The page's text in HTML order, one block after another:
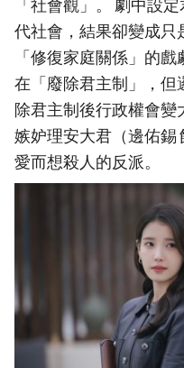
「社會觀」。 劇中設
代社會，結果卻變成只
「修復家庭關係」的
在「廢除君主制」，
除君主制後行政權會變
嫉妒理安大君（邊佑錫
愛而想殺人的反派。